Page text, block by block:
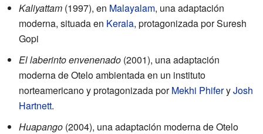
Kaliyattam (1997), en Malayalam, una adaptación
moderna, situada en Kerala, protagonizada por Suresh
Gopi
El laberinto envenenado (2001), una adaptación
moderna de Otelo ambientada en un instituto
norteamericano y protagonizada porMekhi PhiferyJosh
Hartnett.
Huapango (2004), una adaptación moderna de Otelo